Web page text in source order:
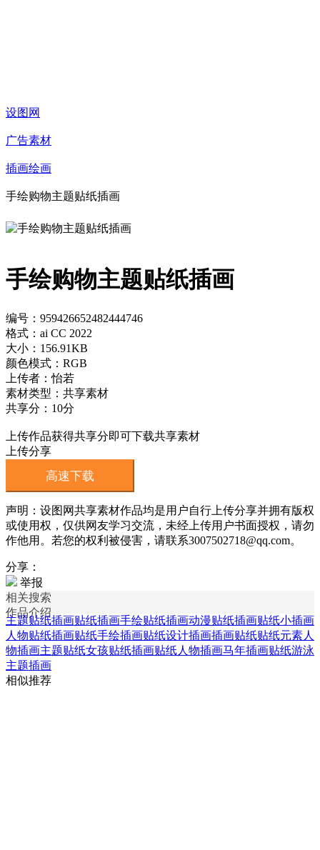
设图网
广告素材
插画绘画
手绘购物主题贴纸插画
手绘购物主题贴纸插画
编号：959426652482444746
格式：ai CC 2022
大小：156.91KB
颜色模式：RGB
上传者：怡若
素材类型：共享素材
共享分：10分
上传作品获得共享分即可下载共享素材
上传分享
高速下载
声明：设图网共享素材作品均是用户自行上传分享并拥有版权
或使用权，仅供网友学习交流，未经上传用户书面授权，请勿
作他用。若您的权利被侵害，请联系3007502718@qq.com。
分享：
举报
相关搜索
作品介绍
主题贴纸插画贴纸插画手绘贴纸插画动漫贴纸插画贴纸小插画
人物贴纸插画贴纸手绘插画贴纸设计插画插画贴纸贴纸元素人
物插画主题贴纸女孩贴纸插画贴纸人物插画马年插画贴纸游泳
主题插画
相似推荐